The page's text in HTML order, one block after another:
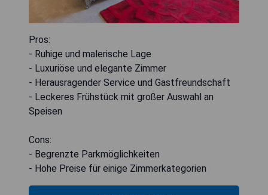
Pros:
- Ruhige und malerische Lage
- Luxuriöse und elegante Zimmer
- Herausragender Service und Gastfreundschaft
- Leckeres Frühstück mit großer Auswahl an
Speisen
Cons:
- Begrenzte Parkmöglichkeiten
- Hohe Preise für einige Zimmerkategorien